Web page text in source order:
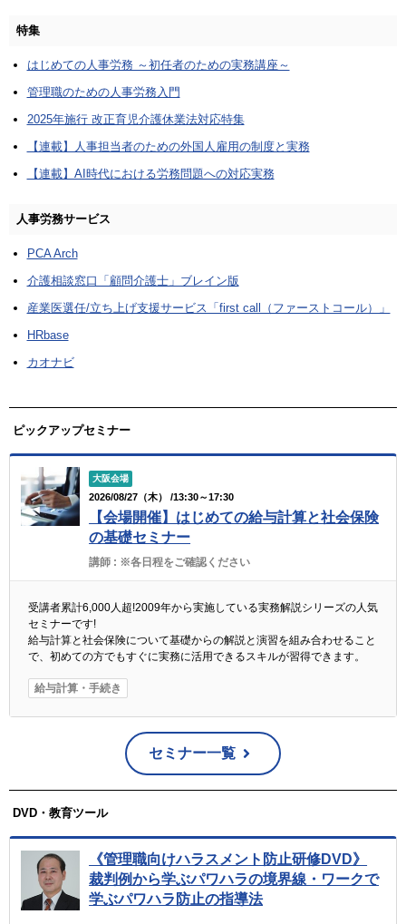
特集
はじめての人事労務 ～初任者のための実務講座～
管理職のための人事労務入門
2025年施行 改正育児介護休業法対応特集
【連載】人事担当者のための外国人雇用の制度と実務
【連載】AI時代における労務問題への対応実務
人事労務サービス
PCA Arch
介護相談窓口「顧問介護士」ブレイン版
産業医選任/立ち上げ支援サービス「first call（ファーストコール）」
HRbase
カオナビ
ピックアップセミナー
大阪会場
2026/08/27（木） /13:30～17:30
【会場開催】はじめての給与計算と社会保険
の基礎セミナー
講師 : ※各日程をご確認ください
受講者累計6,000人超!2009年から実施している実務解説シリーズの人気
セミナーです!
給与計算と社会保険について基礎からの解説と演習を組み合わせること
で、初めての方でもすぐに実務に活用できるスキルが習得できます。
給与計算・手続き
セミナー一覧
DVD・教育ツール
《管理職向けハラスメント防止研修DVD》
裁判例から学ぶパワハラの境界線・ワークで
学ぶパワハラ防止の指導法